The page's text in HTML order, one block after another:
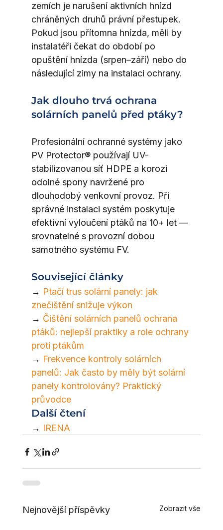
zemích je narušení aktivních hnízd
chráněných druhů právní přestupek.
Pokud jsou přítomna hnízda, měli by
instalatéři čekat do období po
opuštění hnízda (srpen–září) nebo do
následující zimy na instalaci ochrany.
Jak dlouho trvá ochrana
solárních panelů před ptáky?
Profesionální ochranné systémy jako
PV Protector® používají UV-
stabilizovanou síť HDPE a korozi
odolné spony navržené pro
dlouhodobý venkovní provoz. Při
správné instalaci systém poskytuje
efektivní vyloučení ptáků na 10+ let —
srovnatelné s provozní dobou
samotného systému FV.
Související články
→ Ptačí trus solární panely: jak
znečištění snižuje výkon
→ Čištění solárních panelů ochrana
ptáků: nejlepší praktiky a role ochrany
proti ptákům
→ Frekvence kontroly solárních
panelů: Jak často by měly být solární
panely kontrolovány? Praktický
průvodce
Další čtení
→ IRENA
Nejnovější příspěvky Zobrazit vše